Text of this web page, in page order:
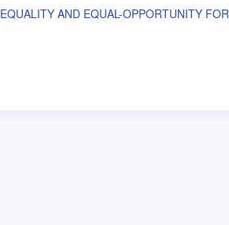
EQUALITY AND EQUAL-OPPORTUNITY